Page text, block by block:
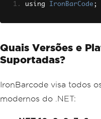
using IronBarCode ;
Quais Versões e
Suportadas?
IronBarcode visa todos
modernos do .NET: